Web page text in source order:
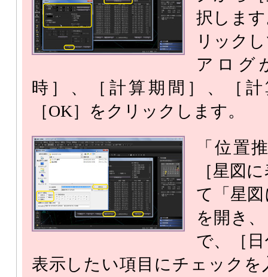
択しま
リック
アログ
時］、［計算期間］、［
［OK］をクリックします。
「位置
［星図
て「星
を開き
で、［
表示したい項目にチェックを